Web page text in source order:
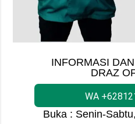
INFORMASI
DRAZ
WA
Buka : Senin-